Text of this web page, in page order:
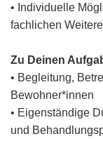
• Individuelle
fachlichen
Zu Deinen
• Begleitung,
Bewohner*innen
• Eigenständige
und